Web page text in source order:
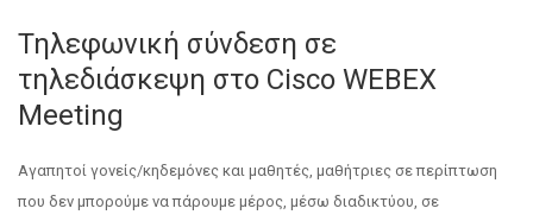
Τηλεφωνική σύνδεση σε
τηλεδιάσκεψη στο Cisco WEBEX
Meeting
Αγαπητοί γονείς/κηδεμόνες και μαθητές, μαθήτριες σε περίπτωση
που δεν μπορούμε να πάρουμε μέρος, μέσω διαδικτύου, σε